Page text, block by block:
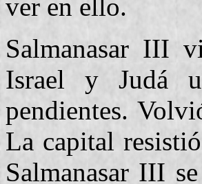
ver en ello.
Salmanasar III
Israel y Judá
pendientes.
La capital
Salmanasar III